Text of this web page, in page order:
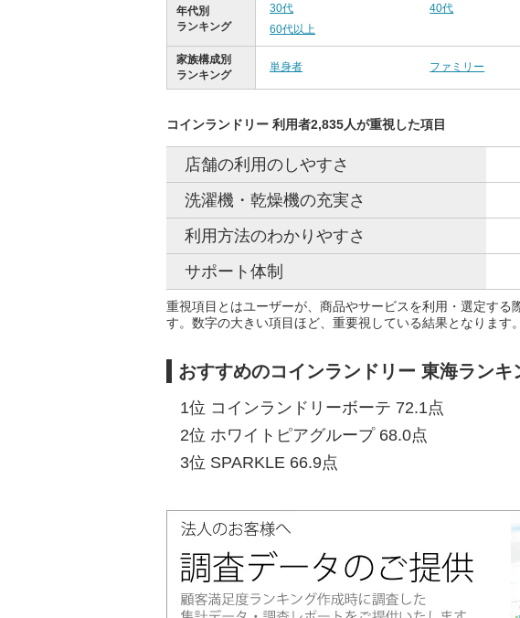
年代別
ランキング
30代 40代
60代以上
家族構成別
ランキング
単身者 ファミリー
コインランドリー 利用者2,835人が重視した項目
店舗の利用のしやすさ
洗濯機・乾燥機の充実さ
利用方法のわかりやすさ
サポート体制
重視項目とはユーザーが、商品やサービスを利用・選定する
す。数字の大きい項目ほど、重要視している結果となります。
おすすめのコインランドリー 東海ランキ
1位 コインランドリーボーテ 72.1点
2位 ホワイトピアグループ 68.0点
3位 SPARKLE 66.9点